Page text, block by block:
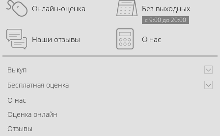
Онлайн-оценка Без выходных
с 9:00 до 20:00
Наши отзывы О нас
Выкуп
Бесплатная оценка
О нас
Оценка онлайн
Отзывы